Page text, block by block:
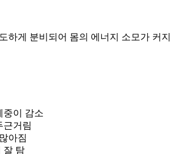
하게 분비되어 몸의 에너지 소모가 커지
중이 감소
근거림
아짐
잘 탐